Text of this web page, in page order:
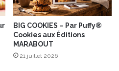
BIG COOKIES – Par Puffy®
Cookies aux Éditions
MARABOUT
21 juillet 2026